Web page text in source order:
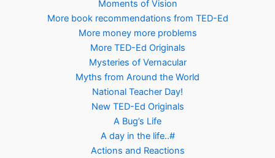
Moments of Vision
More book recommendations from TED-Ed
More money more problems
More TED-Ed Originals
Mysteries of Vernacular
Myths from Around the World
National Teacher Day!
New TED-Ed Originals
A Bug’s Life
A day in the life..#
Actions and Reactions